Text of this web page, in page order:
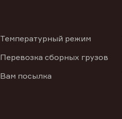
Температурный режим
Перевозка сборных грузов
Вам посылка